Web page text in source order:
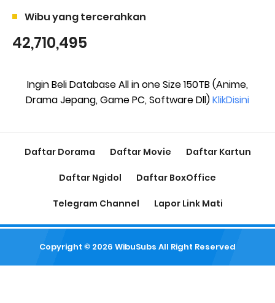
Wibu yang tercerahkan
42,710,495
Ingin Beli Database All in one Size 150TB (Anime,
Drama Jepang, Game PC, Software Dll)KlikDisini
Daftar Dorama Daftar Movie Daftar Kartun
Daftar Ngidol Daftar BoxOffice
Telegram Channel Lapor Link Mati
Copyright © 2026 WibuSubs All Right Reserved